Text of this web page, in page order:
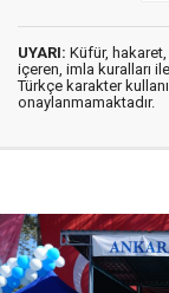
UYARI: Küfür,
içeren, imla kuralları
Türkçe karakter
onaylanmamaktadır.